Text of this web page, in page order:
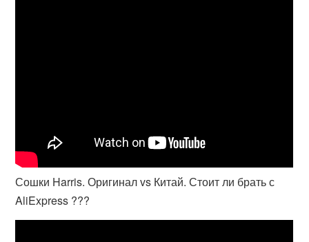
Сошки Harris. Оригинал vs Китай. Стоит ли брать с
AliExpress ???